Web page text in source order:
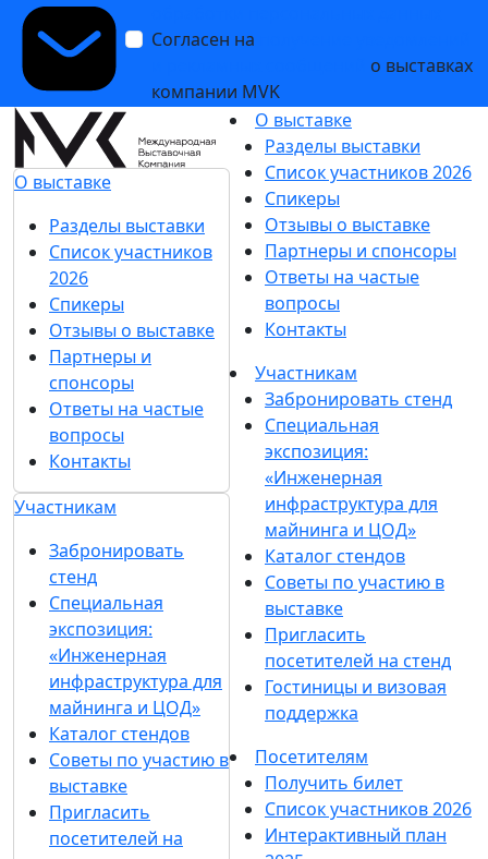
Согласен на
о выставках
компании MVK
О выставке
Разделы выставки
Список участников
2026
Спикеры
Отзывы о выставке
Партнеры и
спонсоры
Ответы на частые
вопросы
Контакты
Участникам
Забронировать
стенд
Специальная
экспозиция:
«Инженерная
инфраструктура для
майнинга и ЦОД»
Каталог стендов
Советы по участию в
выставке
Пригласить
посетителей на
О выставке
Разделы выставки
Список участников 2026
Спикеры
Отзывы о выставке
Партнеры и спонсоры
Ответы на частые
вопросы
Контакты
Участникам
Забронировать стенд
Специальная
экспозиция:
«Инженерная
инфраструктура для
майнинга и ЦОД»
Каталог стендов
Советы по участию в
выставке
Пригласить
посетителей на стенд
Гостиницы и визовая
поддержка
Посетителям
Получить билет
Список участников 2026
Интерактивный план